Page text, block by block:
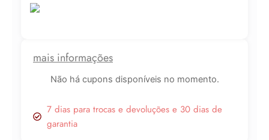
mais informações
Não há cupons disponíveis no momento.
7 dias para trocas e devoluções e 30 dias de
garantia